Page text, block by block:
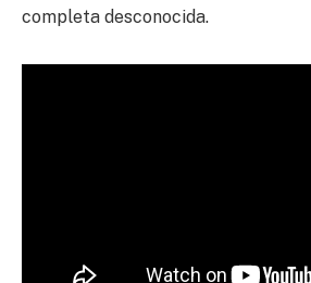
completa desconocida.